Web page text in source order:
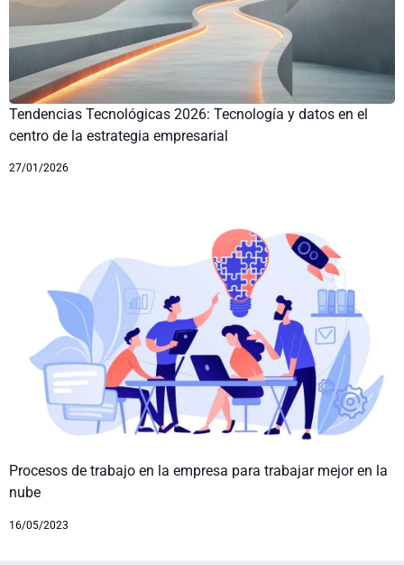
Tendencias Tecnológicas 2026: Tecnología y datos en el
centro de la estrategia empresarial
27/01/2026
Procesos de trabajo en la empresa para trabajar mejor en la
nube
16/05/2023